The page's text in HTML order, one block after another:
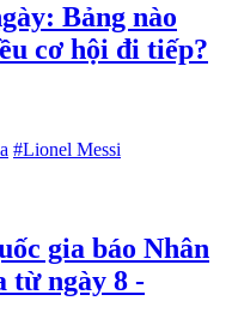
Bảng nào
cơ hội đi tiếp?
#Lionel Messi
gia báo Nhân
từ ngày 8 -